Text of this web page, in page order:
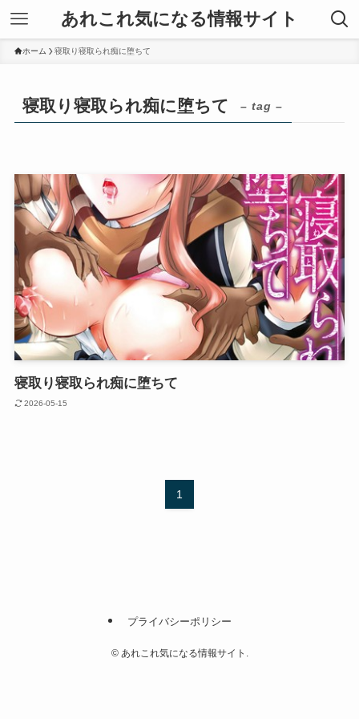
あれこれ気になる情報サイト
ホーム 寝取り寝取られ痴に堕ちて
寝取り寝取られ痴に堕ちて – tag –
寝取り寝取られ痴に堕ちて
2026-05-15
1
プライバシーポリシー
©あれこれ気になる情報サイト.